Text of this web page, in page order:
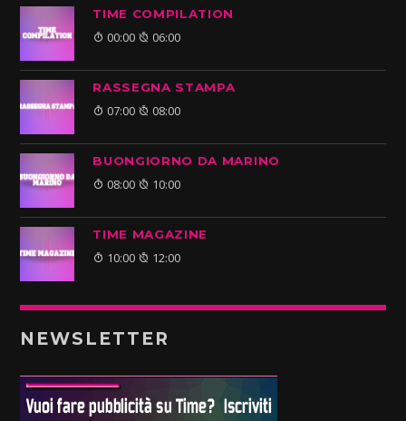
TIME COMPILATION
00:00 06:00
RASSEGNA STAMPA
07:00 08:00
BUONGIORNO DA MARINO
08:00 10:00
TIME MAGAZINE
10:00 12:00
NEWSLETTER